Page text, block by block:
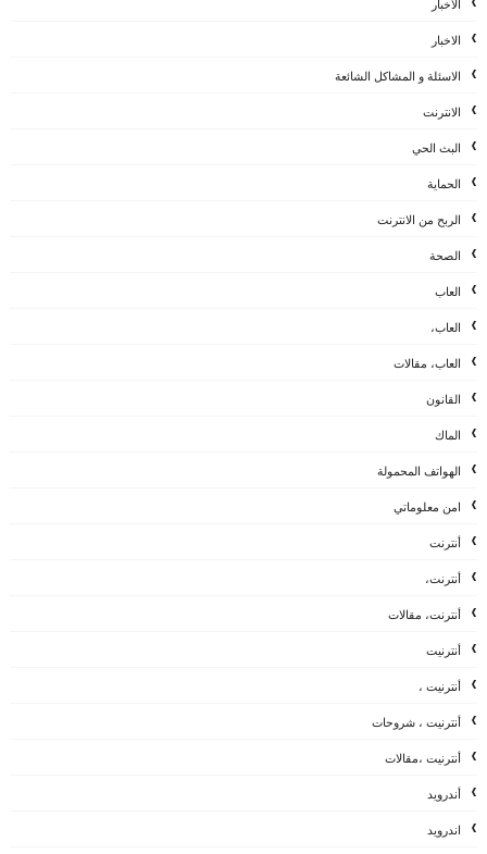
الأخبار
الاخبار
الاسئلة و المشاكل الشائعة
الانترنت
البث الحي
الحماية
الربح من الانترنت
الصحة
العاب
العاب،
العاب، مقالات
القانون
الماك
الهواتف المحمولة
امن معلوماتي
أنترنت
أنترنت،
أنترنت، مقالات
أنترنيت
أنترنيت ،
أنترنيت ، شروحات
أنترنيت ،مقالات
أندرويد
اندرويد